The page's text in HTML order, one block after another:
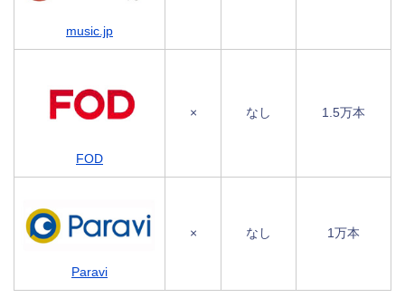
music.jp
FOD
× なし 1.5万本
Paravi
× なし 1万本